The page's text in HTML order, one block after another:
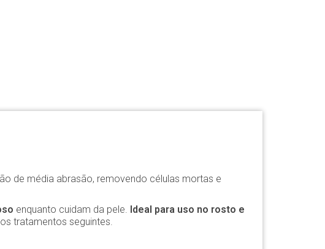
de média abrasão, removendo células mortas e
enquanto cuidam da pele. Ideal para uso no rosto e
tratamentos seguintes.